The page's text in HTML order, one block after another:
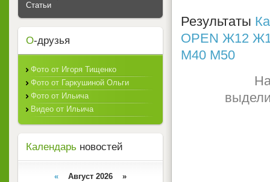
Результаты
OPEN Ж12
М40 М50
Статьи
О-друзья
Фото от Игоря Тищенко
Фото от Гаркушиной Ольги
Фото от Ильича
Видео от Ильича
Календарь новостей
« Август 2026 »